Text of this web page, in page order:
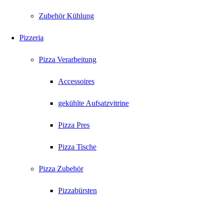
Zubehör Kühlung
Pizzeria
Pizza Verarbeitung
Accessoires
gekühlte Aufsatzvitrine
Pizza Pres
Pizza Tische
Pizza Zubehör
Pizzabürsten